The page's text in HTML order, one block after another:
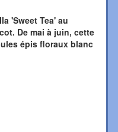
'Sweet Tea' au
De mai à juin, cette
épis floraux blanc